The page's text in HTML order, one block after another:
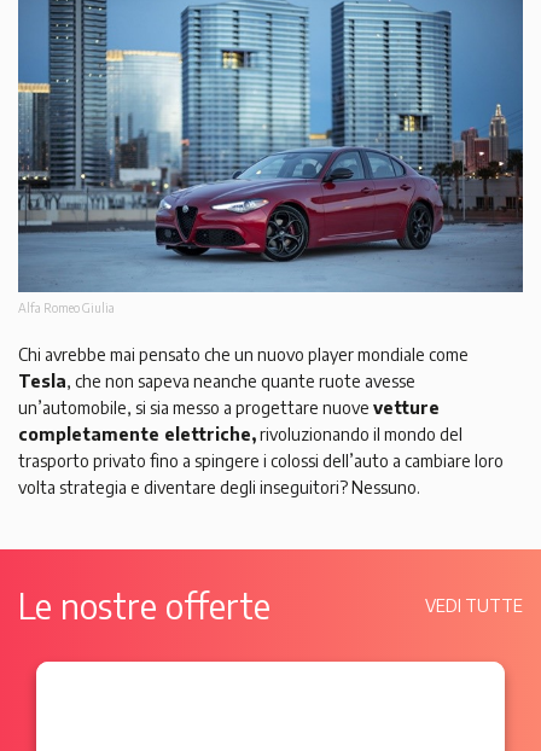
Alfa Romeo Giulia
Chi avrebbe mai pensato che un nuovo player mondiale come
Tesla, che non sapeva neanche quante ruote avesse
un’automobile, si sia messo a progettare nuove vetture
completamente elettriche,rivoluzionando il mondo del
trasporto privato fino a spingere i colossi dell’auto a cambiare loro
volta strategia e diventare degli inseguitori? Nessuno.
Le nostre offerte VEDI TUTTE